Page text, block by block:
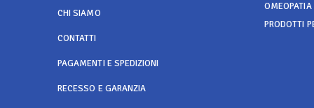
CHI SIAMO
CONTATTI
PAGAMENTI E SPEDIZIONI
RECESSO E GARANZIA
OMEOPATIA
PRODOTTI